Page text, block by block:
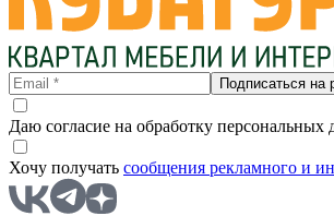
Подписаться на
Даю согласие на обработку персональных
Хочу получать сообщения рекламного и